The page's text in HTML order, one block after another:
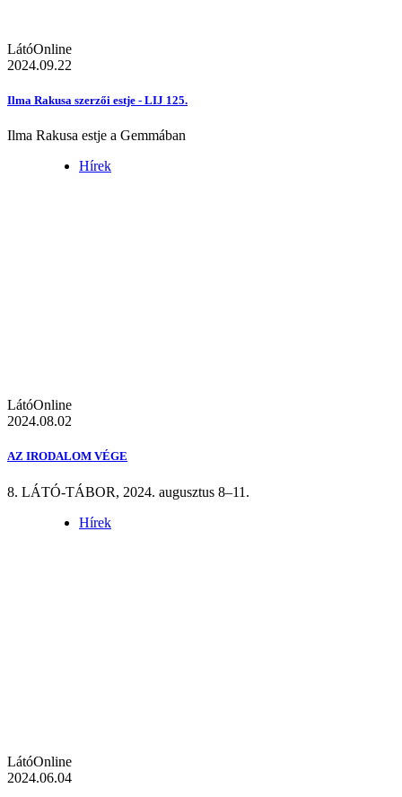
LátóOnline
2024.09.22
Ilma Rakusa szerzői estje - LIJ 125.
Ilma Rakusa estje a Gemmában
Hírek
LátóOnline
2024.08.02
AZ IRODALOM VÉGE
8. LÁTÓ-TÁBOR, 2024. augusztus 8–11.
Hírek
LátóOnline
2024.06.04